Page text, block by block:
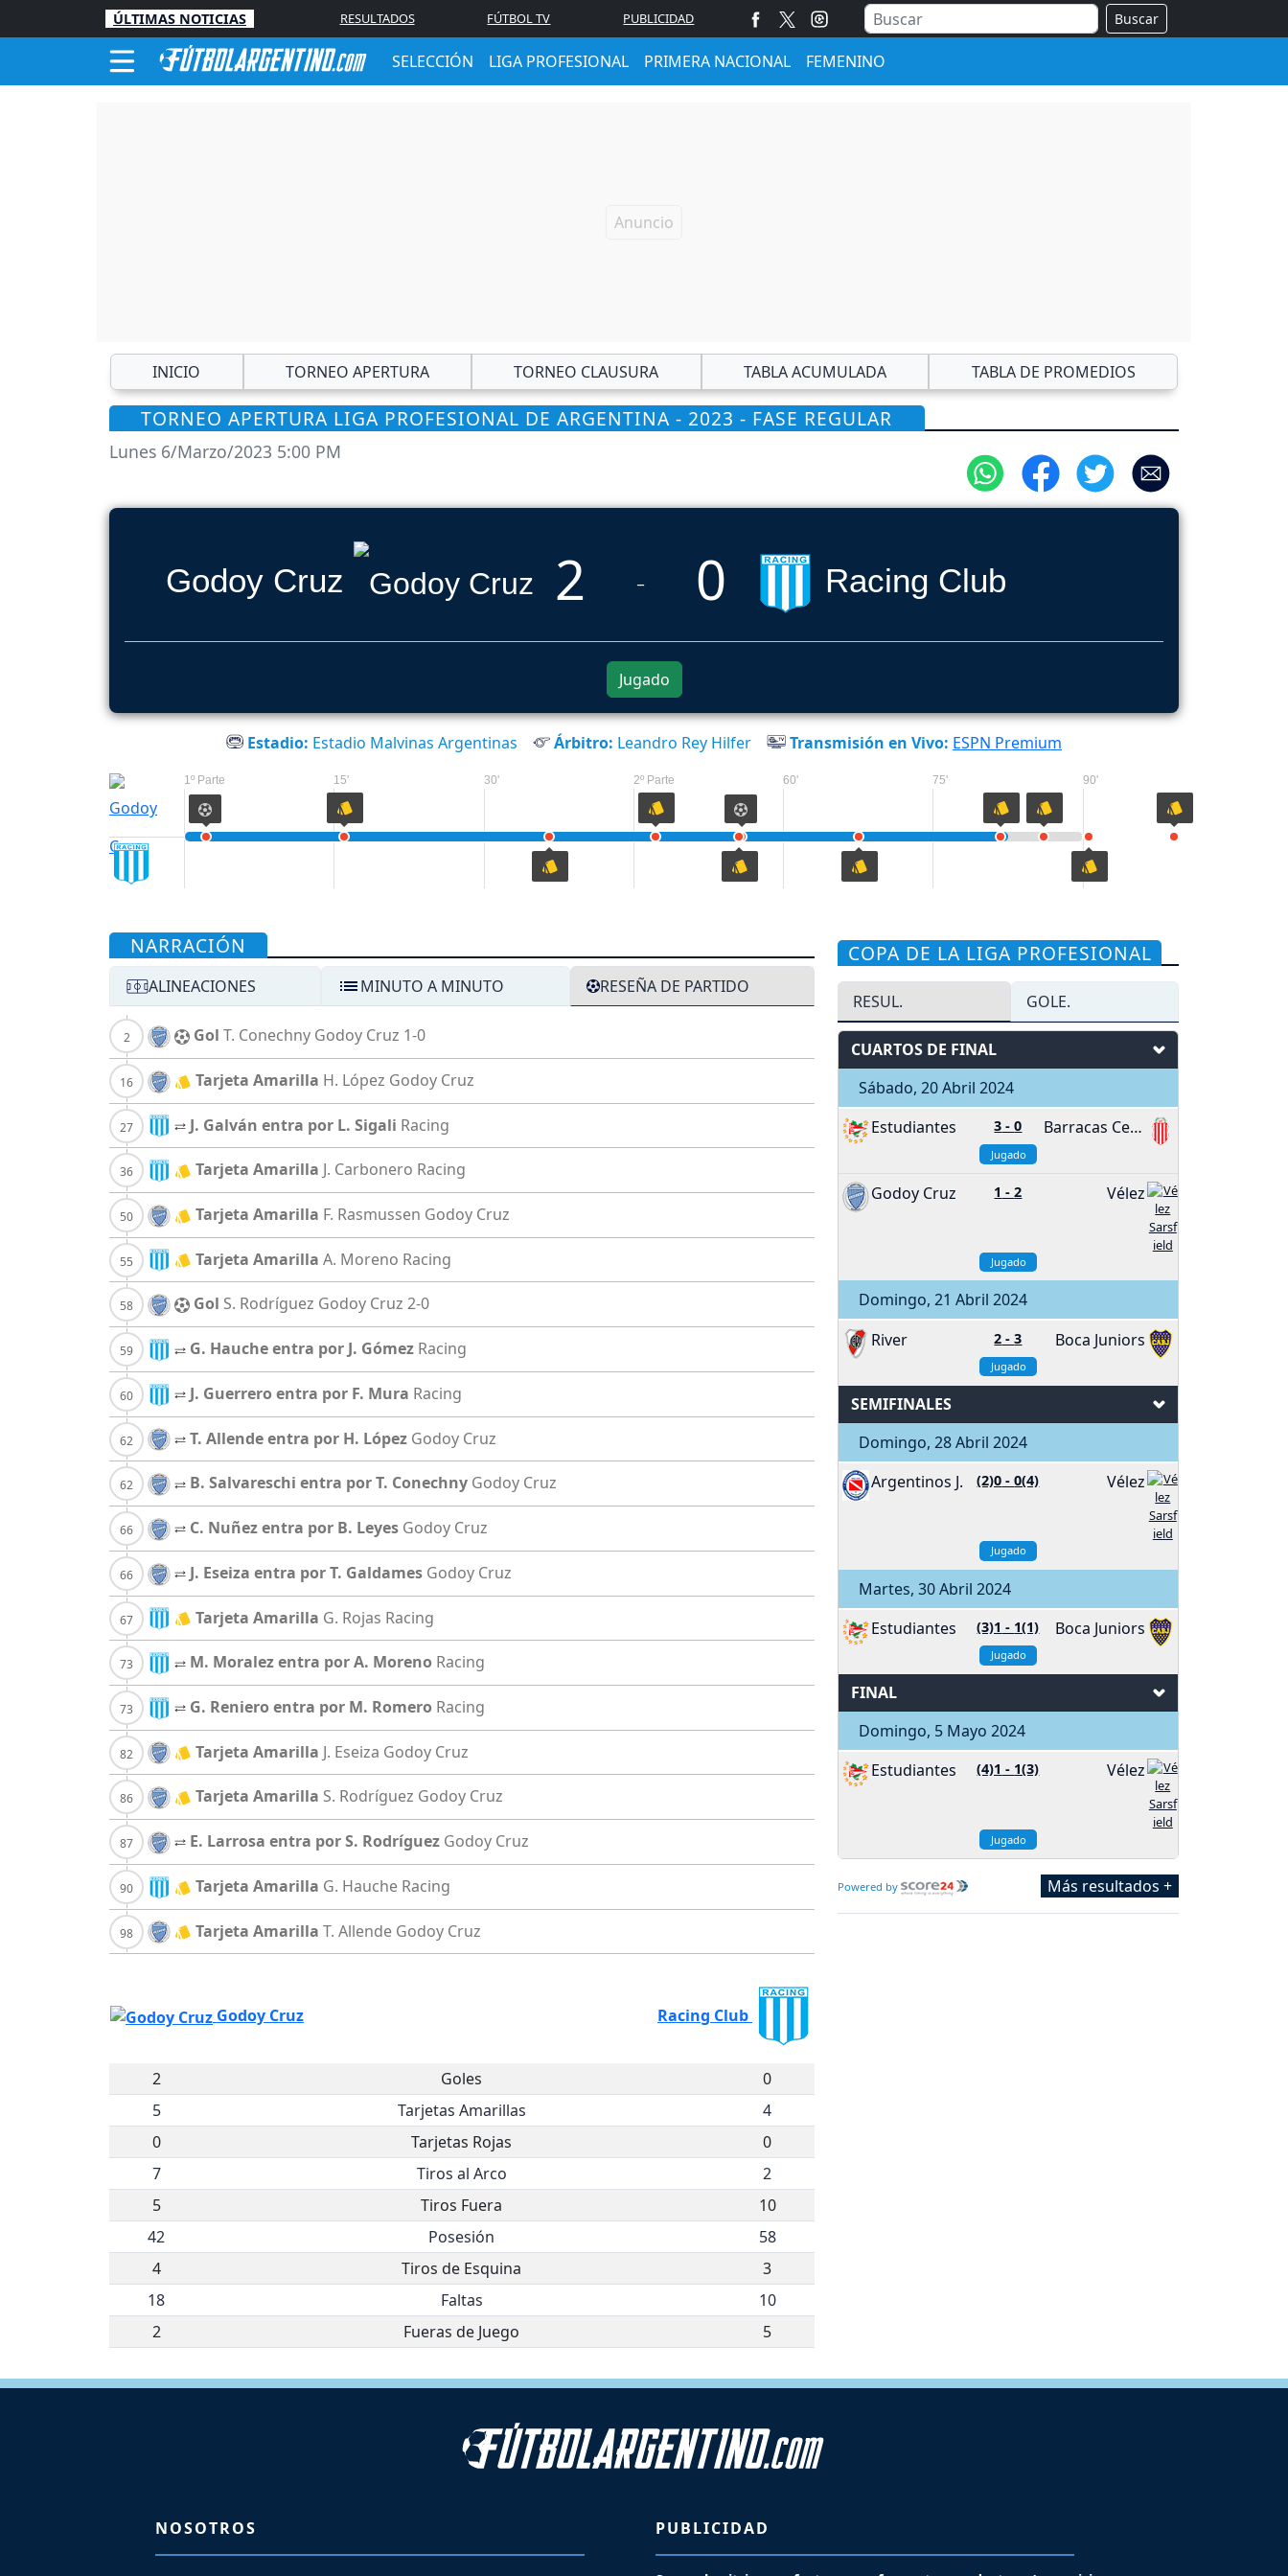
ÚLTIMAS NOTICIAS RESULTADOS FÚTBOL TV PUBLICIDAD Buscar
SELECCIÓN LIGA PROFESIONAL PRIMERA NACIONAL FEMENINO
INICIO TORNEO APERTURA TORNEO CLAUSURA TABLA ACUMULADA TABLA DE PROMEDIOS
TORNEO APERTURA LIGA PROFESIONAL DE ARGENTINA - 2023 - FASE REGULAR
Lunes 6/Marzo/2023 5:00 PM
Godoy Cruz 2 0 Racing Club
Jugado
Estadio: Estadio Malvinas Argentinas Árbitro: Leandro Rey Hilfer Transmisión en Vivo: ESPN Premium
1º Parte 15' 30' 2º Parte 60' 75' 90'
NARRACIÓN
ALINEACIONES MINUTO A MINUTO RESEÑA DE PARTIDO
Gol T. Conechny Godoy Cruz 1-0
Tarjeta Amarilla H. López Godoy Cruz
J. Galván entra por L. Sigali Racing
Tarjeta Amarilla J. Carbonero Racing
Tarjeta Amarilla F. Rasmussen Godoy Cruz
Tarjeta Amarilla A. Moreno Racing
Gol S. Rodríguez Godoy Cruz 2-0
G. Hauche entra por J. Gómez Racing
J. Guerrero entra por F. Mura Racing
T. Allende entra por H. López Godoy Cruz
B. Salvareschi entra por T. Conechny Godoy Cruz
C. Nuñez entra por B. Leyes Godoy Cruz
J. Eseiza entra por T. Galdames Godoy Cruz
Tarjeta Amarilla G. Rojas Racing
M. Moralez entra por A. Moreno Racing
G. Reniero entra por M. Romero Racing
Tarjeta Amarilla J. Eseiza Godoy Cruz
Tarjeta Amarilla S. Rodríguez Godoy Cruz
E. Larrosa entra por S. Rodríguez Godoy Cruz
Tarjeta Amarilla G. Hauche Racing
Tarjeta Amarilla T. Allende Godoy Cruz
Godoy Cruz Racing Club
2 Goles
0
5
Tarjetas Amarillas
4
0
Tarjetas Rojas
0
7
Tiros al Arco
2
5
Tiros Fuera
10
42
Posesión
58
4
Tiros de Esquina
3
18
Faltas
10
2
Fueras de Juego 5
COPA DE LA LIGA PROFESIONAL
RESUL. GOLE.
CUARTOS DE FINAL
Sábado, 20 Abril 2024
Estudiantes
3 -0 Barracas Central
Jugado
Godoy Cruz 1 -2 Vélez
Jugado
Domingo, 21 Abril 2024
River
2 -3 Boca Juniors
Jugado
SEMIFINALES
Domingo, 28 Abril 2024
Argentinos J.
(2)0 -0(4) Vélez
Jugado
Martes, 30 Abril 2024
Estudiantes
(3)1 - 1(1) Boca Juniors
Jugado
FINAL
Domingo, 5 Mayo 2024
Estudiantes
(4)1 - 1(3) Vélez
Jugado
Powered by Más resultados +
NOSOTROS PUBLICIDAD